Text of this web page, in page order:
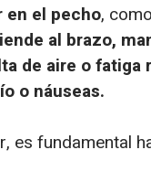
en el pecho,
al brazo,
de aire o fatiga
o náuseas.
es fundamental